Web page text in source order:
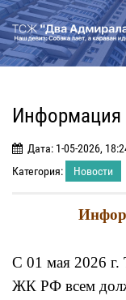
Информация
Дата: 1-05-2026,
Категория:
Новости
С 01 мая 2026 г.
ЖК РФ всем